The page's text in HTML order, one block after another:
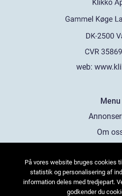
web:
Menu
Om
Kontakta
På vores website bruges cookies
statistik og personalisering af
information deles med tredjepart.
godkender du